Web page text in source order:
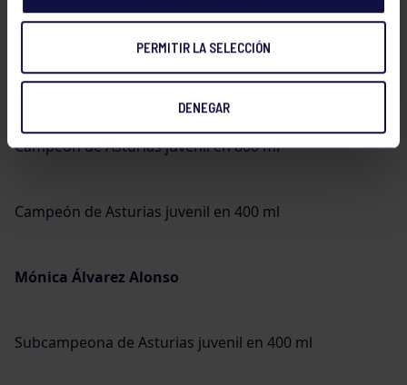
PERMITIR LA SELECCIÓN
DENEGAR
Subcampeona de Asturias juvenil en 200 ml
Pelayo Viña Fernández
Campeón de Asturias juvenil en 800 ml
Campeón de Asturias juvenil en 400 ml
Mónica Álvarez Alonso
Subcampeona de Asturias juvenil en 400 ml